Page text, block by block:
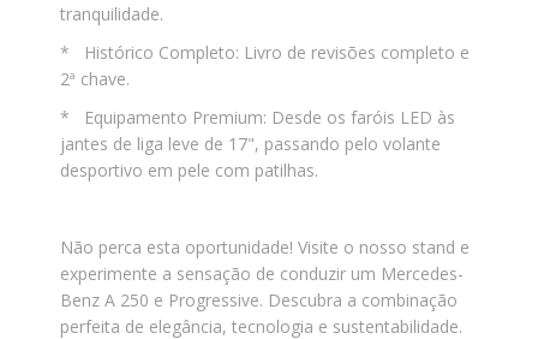
tranquilidade.
* Histórico Completo: Livro de revisões completo e
2ª chave.
* Equipamento Premium: Desde os faróis LED às
jantes de liga leve de 17", passando pelo volante
desportivo em pele com patilhas.
Não perca esta oportunidade! Visite o nosso stand e
experimente a sensação de conduzir um Mercedes-
Benz A 250 e Progressive. Descubra a combinação
perfeita de elegância, tecnologia e sustentabilidade.